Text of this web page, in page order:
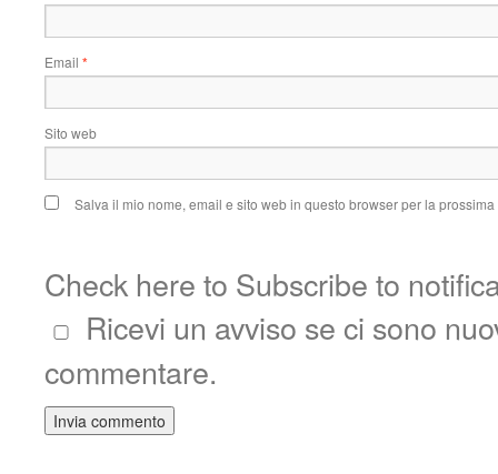
Email *
Sito web
Salva il mio nome, email e sito web in questo browser per la
Check here to Subscribe to
Ricevi un avviso se ci sono
commentare.